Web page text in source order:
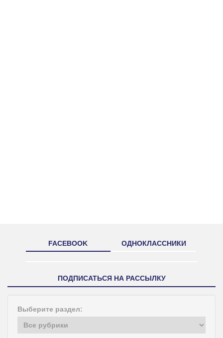
FACEBOOK ОДНОКЛАССНИКИ
ПОДПИСАТЬСЯ НА РАССЫЛКУ
Выберите раздел: